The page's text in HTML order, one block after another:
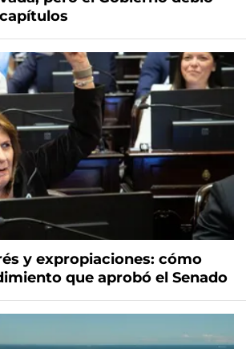
y expropiaciones: cómo
que aprobó el Senado